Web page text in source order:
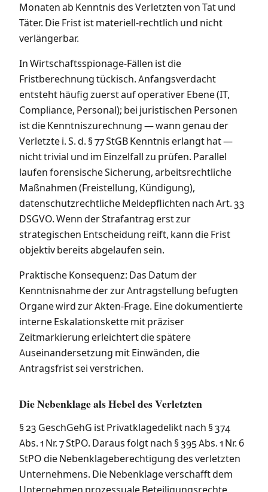
Monaten ab Kenntnis des Verletzten von Tat und
Täter. Die Frist ist materiell-rechtlich und nicht
verlängerbar.
In Wirtschaftsspionage-Fällen ist die
Fristberechnung tückisch. Anfangsverdacht
entsteht häufig zuerst auf operativer Ebene (IT,
Compliance, Personal); bei juristischen Personen
ist die Kenntniszurechnung — wann genau der
Verletzte i. S. d. § 77 StGB Kenntnis erlangt hat —
nicht trivial und im Einzelfall zu prüfen. Parallel
laufen forensische Sicherung, arbeitsrechtliche
Maßnahmen (Freistellung, Kündigung),
datenschutzrechtliche Meldepflichten nach Art. 33
DSGVO. Wenn der Strafantrag erst zur
strategischen Entscheidung reift, kann die Frist
objektiv bereits abgelaufen sein.
Praktische Konsequenz: Das Datum der
Kenntnisnahme der zur Antragstellung befugten
Organe wird zur Akten-Frage. Eine dokumentierte
interne Eskalationskette mit präziser
Zeitmarkierung erleichtert die spätere
Auseinandersetzung mit Einwänden, die
Antragsfrist sei verstrichen.
Die Nebenklage als Hebel des Verletzten
§ 23 GeschGehG ist Privatklagedelikt nach § 374
Abs. 1 Nr. 7 StPO. Daraus folgt nach § 395 Abs. 1 Nr. 6
StPO die Nebenklageberechtigung des verletzten
Unternehmens. Die Nebenklage verschafft dem